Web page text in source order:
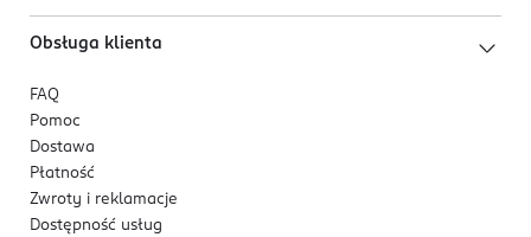
Obsługa klienta
FAQ
Pomoc
Dostawa
Płatność
Zwroty i reklamacje
Dostępność usług